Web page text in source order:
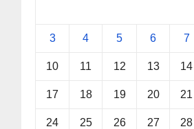
3 4 5 6 7
10 11 12 13 14
17 18 19 20 21
24 25 26 27 28